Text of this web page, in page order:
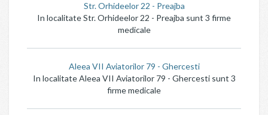
Str. Orhideelor 22 - Preajba
In localitate Str. Orhideelor 22 - Preajba sunt 3 firme
medicale
Aleea VII Aviatorilor 79 - Ghercesti
In localitate Aleea VII Aviatorilor 79 - Ghercesti sunt 3
firme medicale